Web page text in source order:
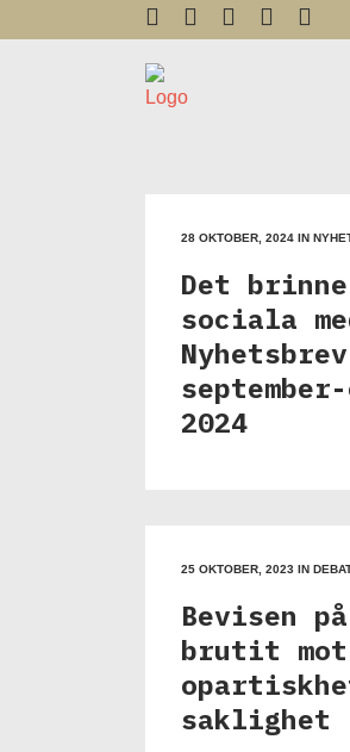
28 OKTOBER, 2024 IN
Det
sociala
Nyhetsbrev
2024
25 OKTOBER, 2023 IN
Bevisen
brutit mot
saklighet